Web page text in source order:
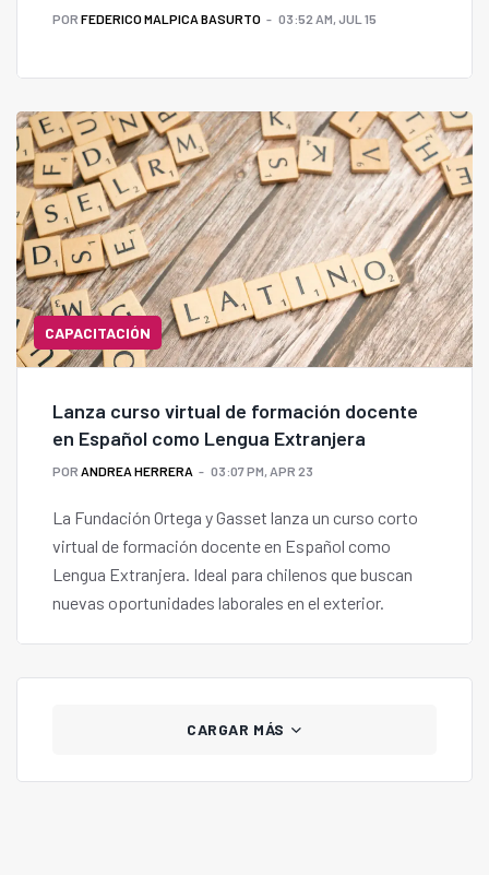
POR FEDERICO MALPICA BASURTO 03:52 AM, JUL 15
CAPACITACIÓN
Lanza curso virtual de formación docente
en Español como Lengua Extranjera
POR ANDREA HERRERA 03:07 PM, APR 23
La Fundación Ortega y Gasset lanza un curso corto
virtual de formación docente en Español como
Lengua Extranjera. Ideal para chilenos que buscan
nuevas oportunidades laborales en el exterior.
CARGAR MÁS